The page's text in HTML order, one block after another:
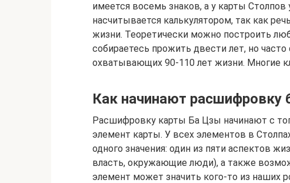
имеется восемь знаков, а у карты Столпов
насчитывается калькулятором, так как
жизни. Теоретически можно построить
собираетесь прожить двести лет, но
охватывающих 90-110 лет жизни. Многие
Как начинают расшифровку
Расшифровку карты Ба Цзы начинают с
элемент карты. У всех элементов в
одного значения: один из пяти аспектов
власть, окружающие люди), а также
элемент может значить кого-то из наших